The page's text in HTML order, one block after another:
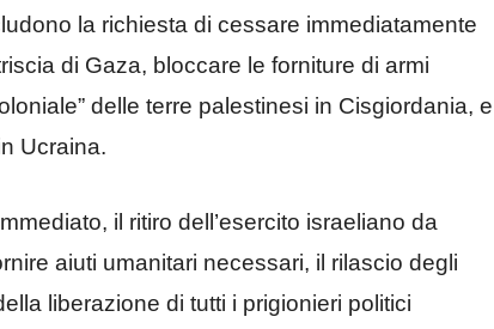
la richiesta di cessare immediatamente
di Gaza, bloccare le forniture di armi
delle terre palestinesi in Cisgiordania, e
Ucraina.
il ritiro dell’esercito israeliano da
aiuti umanitari necessari, il rilascio degli
liberazione di tutti i prigionieri politici